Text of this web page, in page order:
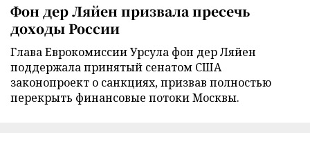
Фон дер Ляйен призвала пресечь
доходы России
Глава Еврокомиссии Урсула фон дер Ляйен
поддержала принятый сенатом США
законопроект о санкциях, призвав полностью
перекрыть финансовые потоки Москвы.